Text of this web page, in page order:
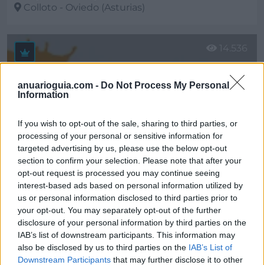
anuarioguia.com - Do Not Process My Personal
Information
If you wish to opt-out of the sale, sharing to third parties, or
processing of your personal or sensitive information for
targeted advertising by us, please use the below opt-out
section to confirm your selection. Please note that after your
opt-out request is processed you may continue seeing
interest-based ads based on personal information utilized by
us or personal information disclosed to third parties prior to
your opt-out. You may separately opt-out of the further
disclosure of your personal information by third parties on the
IAB’s list of downstream participants. This information may
also be disclosed by us to third parties on the IAB’s List of
Downstream Participants that may further disclose it to other
Colloto - Oviedo (Asturias)
ADR Revelastur
Oviedo (Asturias)
Ver más